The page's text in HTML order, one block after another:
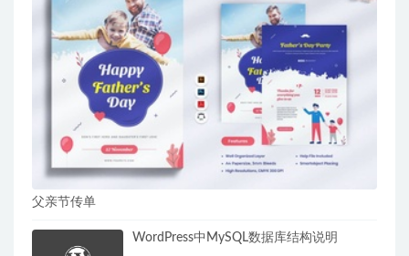
父亲节传单
WordPress中MySQL数据库结构说明